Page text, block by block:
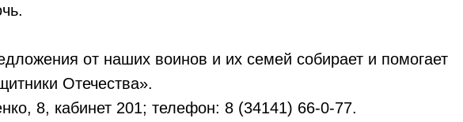
от наших воинов и их семей собирает и помогает
Отечества».
8, кабинет 201; телефон: 8 (34141) 66-0-77.